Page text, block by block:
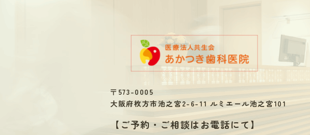
〒573-0005
大阪府枚方市池之宮2-6-11 ルミエール池之宮101
【 ご予約・ご相談はお電話にて】